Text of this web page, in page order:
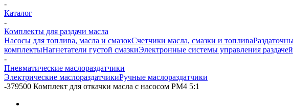
-
Каталог
-
Комплекты для раздачи масла
Насосы для топлива, масла и смазокСчетчики масла, смазки и топлива
комплектыНагнетатели густой смазкиЭлектронные системы управления
-
Пневматические маслораздатчики
Электрические маслораздатчикиРучные маслораздатчики
-379500 Комплект для откачки масла с насосом PM4 5:1